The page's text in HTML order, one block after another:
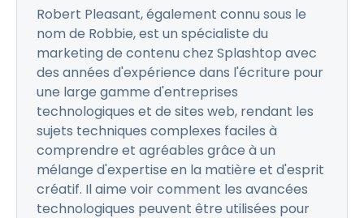
Robert Pleasant, également connu sous le
nom de Robbie, est un spécialiste du
marketing de contenu chez Splashtop avec
des années d'expérience dans l'écriture pour
une large gamme d'entreprises
technologiques et de sites web, rendant les
sujets techniques complexes faciles à
comprendre et agréables grâce à un
mélange d'expertise en la matière et d'esprit
créatif. Il aime voir comment les avancées
technologiques peuvent être utilisées pour